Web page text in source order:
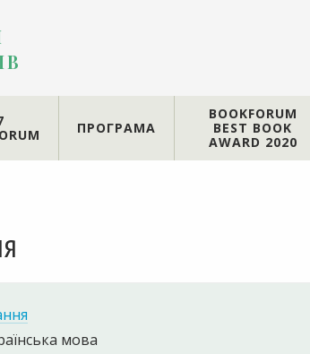
ПРОГРАМА
BOOKFORUM
BEST BOOK
AWARD 2020
мова